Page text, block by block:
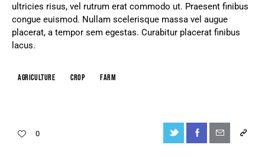
ultricies risus, vel rutrum erat commodo ut. Praesent finibus
congue euismod. Nullam scelerisque massa vel augue
placerat, a tempor sem egestas. Curabitur placerat finibus
lacus.
Agriculture Crop Farm
0